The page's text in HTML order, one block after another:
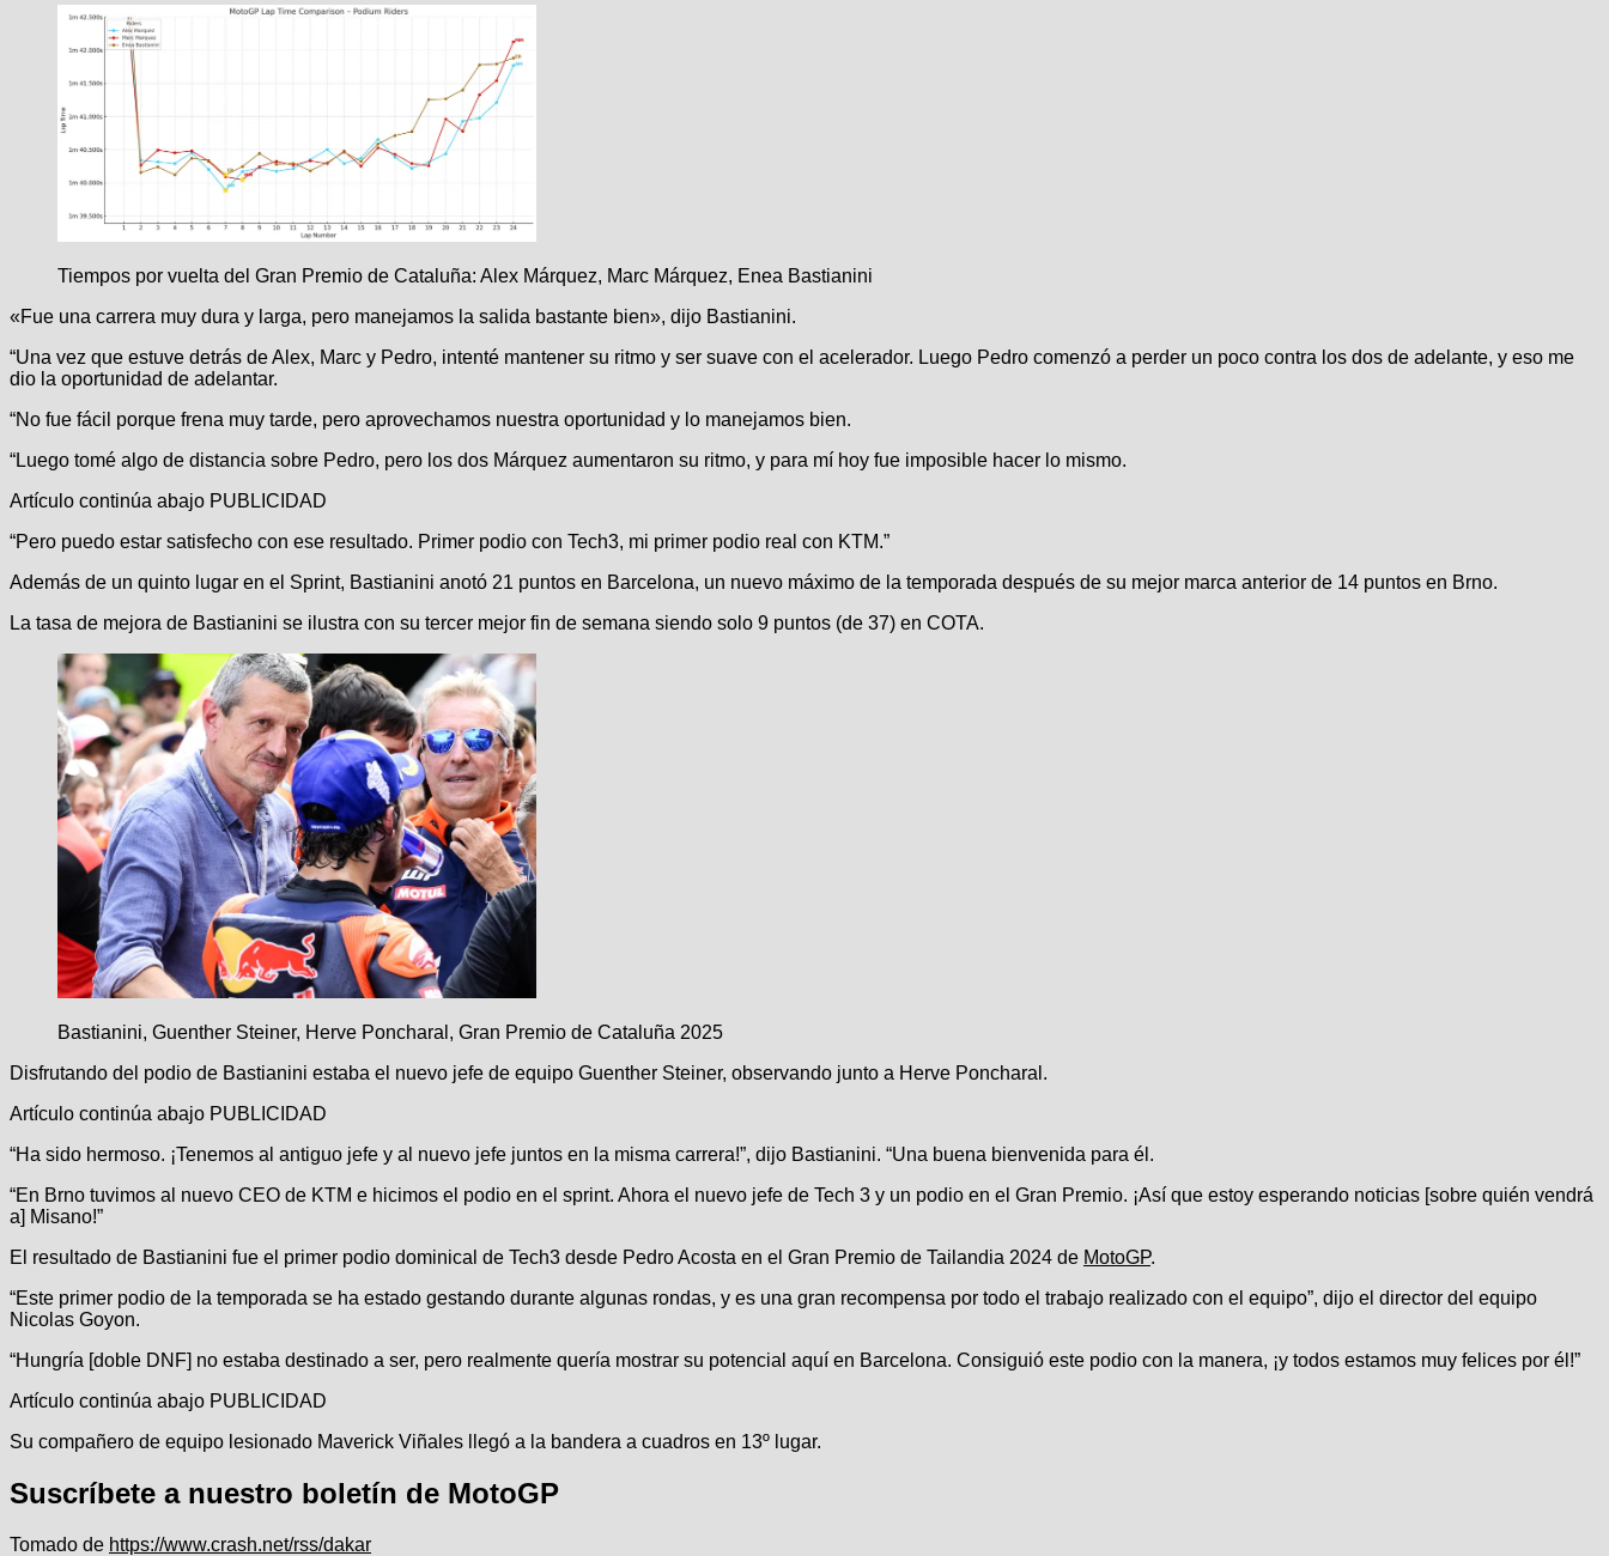
Tiempos por vuelta del Gran Premio de Cataluña: Alex Márquez, Marc Márquez, Enea Bastianini
«Fue una carrera muy dura y larga, pero manejamos la salida bastante bien», dijo Bastianini.
“Una vez que estuve detrás de Alex, Marc y Pedro, intenté mantener su ritmo y ser suave con el acelerador. Luego Pedro comenzó a perder un poco contra los dos de adelante, y eso me
dio la oportunidad de adelantar.
“No fue fácil porque frena muy tarde, pero aprovechamos nuestra oportunidad y lo manejamos bien.
“Luego tomé algo de distancia sobre Pedro, pero los dos Márquez aumentaron su ritmo, y para mí hoy fue imposible hacer lo mismo.
Artículo continúa abajo PUBLICIDAD
“Pero puedo estar satisfecho con ese resultado. Primer podio con Tech3, mi primer podio real con KTM.”
Además de un quinto lugar en el Sprint, Bastianini anotó 21 puntos en Barcelona, ​​un nuevo máximo de la temporada después de su mejor marca anterior de 14 puntos en Brno.
La tasa de mejora de Bastianini se ilustra con su tercer mejor fin de semana siendo solo 9 puntos (de 37) en COTA.
Bastianini, Guenther Steiner, Herve Poncharal, Gran Premio de Cataluña 2025
Disfrutando del podio de Bastianini estaba el nuevo jefe de equipo Guenther Steiner, observando junto a Herve Poncharal.
Artículo continúa abajo PUBLICIDAD
“Ha sido hermoso. ¡Tenemos al antiguo jefe y al nuevo jefe juntos en la misma carrera!”, dijo Bastianini. “Una buena bienvenida para él.
“En Brno tuvimos al nuevo CEO de KTM e hicimos el podio en el sprint. Ahora el nuevo jefe de Tech 3 y un podio en el Gran Premio. ¡Así que estoy esperando noticias [sobre quién vendrá
a] Misano!”
El resultado de Bastianini fue el primer podio dominical de Tech3 desde Pedro Acosta en el Gran Premio de Tailandia 2024 de MotoGP.
“Este primer podio de la temporada se ha estado gestando durante algunas rondas, y es una gran recompensa por todo el trabajo realizado con el equipo”, dijo el director del equipo
Nicolas Goyon.
“Hungría [doble DNF] no estaba destinado a ser, pero realmente quería mostrar su potencial aquí en Barcelona. Consiguió este podio con la manera, ¡y todos estamos muy felices por él!”
Artículo continúa abajo PUBLICIDAD
Su compañero de equipo lesionado Maverick Viñales llegó a la bandera a cuadros en 13º lugar.
Suscríbete a nuestro boletín de MotoGP
Tomado de https://www.crash.net/rss/dakar